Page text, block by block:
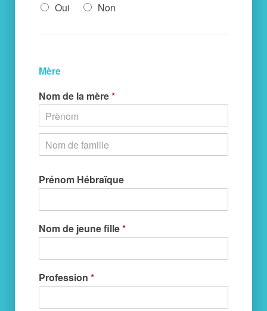
Oui
Non
Mère
Nom de la mère*
Prénom Hébraïque
Nom de jeune fille*
Profession *